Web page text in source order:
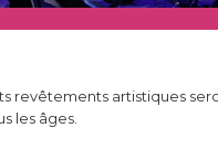
revêtements artistiques
les âges.